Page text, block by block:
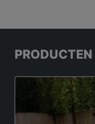
PRODUCTEN